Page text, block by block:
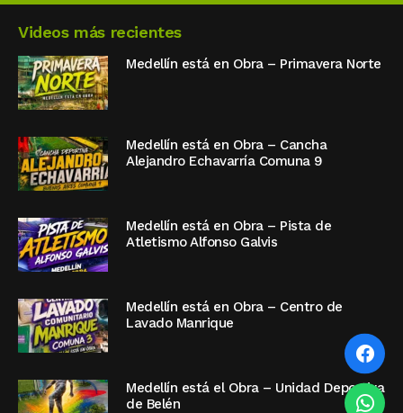
Videos más recientes
Medellín está en Obra – Primavera Norte
Medellín está en Obra – Cancha
Alejandro Echavarría Comuna 9
Medellín está en Obra – Pista de
Atletismo Alfonso Galvis
Medellín está en Obra – Centro de
Lavado Manrique
Medellín está el Obra – Unidad Deportiva
de Belén